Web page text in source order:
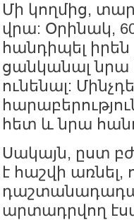
Մի կողմից,
վրա: Օրինակ,
հանդիպել
ցանկանալ նրա
ունենալ:
հետ և նրա
Սակայն, ըստ
է հաշվի
արտադրվող